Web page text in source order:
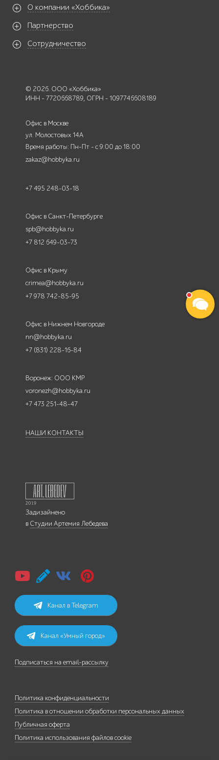
О компании «Хоббика»
Партнерство
Сотрудничество
© 2026. ООО «Хоббика»
ИНН - 7720668789, ОГРН - 1097746608189
Офис в Москве
ул. Молостовых 14А
Время работы: Пн-Пт - с 9:00 до 18:00
zakaz@hobbyka.ru
+7 495 248-03-18
Офис в Санкт-Петербурге
spb@hobbyka.ru
+7 812 649-03-73
Офис в Крыму
crimea@hobbyka.ru
+7 978 742-85-95
Офис в Нижнем Новгороде
nn@hobbyka.ru
+7 (831) 228-16-84
Воронеж: ООО КМР
voronezh@hobbyka.ru
+7 473 251-48-47
НАШИ КОНТАКТЫ
Задизайнено
в Студии Артемия Лебедева
Канал в Telegram
Канал «Умный город»
Подписаться на email-рассылку
Политика конфиденциальности
Политика в отношении обработки персональных данных
Публичная оферта
Политика использования файлов cookie